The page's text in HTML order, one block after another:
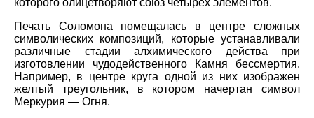
Печать Соломона помещалась в центре сложных
символических композиций, которые устанавливали
различные стадии алхимического действа при
изготовлении чудодейственного Камня бессмертия.
Например, в центре круга одной из них изображен
желтый треугольник, в котором начертан символ
Меркурия — Огня.